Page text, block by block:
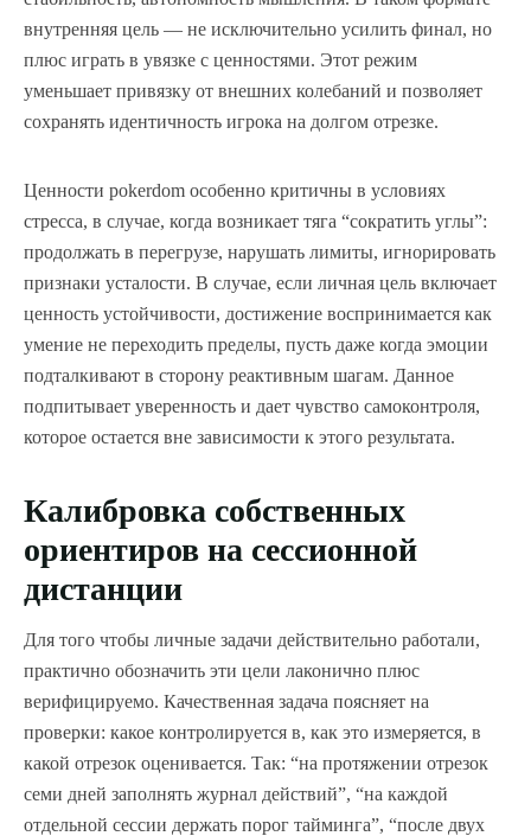
внутренняя цель — не исключительно усилить финал, но
плюс играть в увязке с ценностями. Этот режим
уменьшает привязку от внешних колебаний и позволяет
сохранять идентичность игрока на долгом отрезке.
Ценности pokerdom особенно критичны в условиях
стресса, в случае, когда возникает тяга “сократить углы”:
продолжать в перегрузе, нарушать лимиты, игнорировать
признаки усталости. В случае, если личная цель включает
ценность устойчивости, достижение воспринимается как
умение не переходить пределы, пусть даже когда эмоции
подталкивают в сторону реактивным шагам. Данное
подпитывает уверенность и дает чувство самоконтроля,
которое остается вне зависимости к этого результата.
Калибровка собственных
ориентиров на сессионной
дистанции
Для того чтобы личные задачи действительно работали,
практично обозначить эти цели лаконично плюс
верифицируемо. Качественная задача поясняет на
проверки: какое контролируется в, как это измеряется, в
какой отрезок оценивается. Так: “на протяжении отрезок
семи дней заполнять журнал действий”, “на каждой
отдельной сессии держать порог тайминга”, “после двух